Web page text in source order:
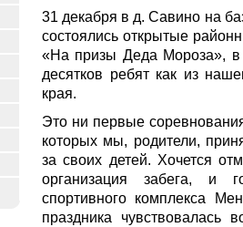
31 декабря в д. Савино на
состоялись открытые
«На призы Деда Мороза», в
десятков ребят как из
края.
Это ни первые
которых мы, родители,
за своих детей. Хочется
организация забега, и
спортивного комплекса
праздника чувствовалась